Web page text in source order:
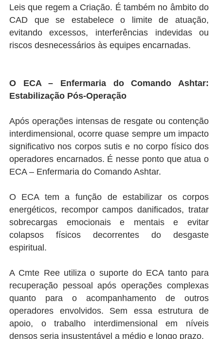
Leis que regem a Criação. É também no âmbito do
CAD que se estabelece o limite de atuação,
evitando excessos, interferências indevidas ou
riscos desnecessários às equipes encarnadas.
O ECA – Enfermaria do Comando Ashtar:
Estabilização Pós-Operação
Após operações intensas de resgate ou contenção
interdimensional, ocorre quase sempre um impacto
significativo nos corpos sutis e no corpo físico dos
operadores encarnados. É nesse ponto que atua o
ECA – Enfermaria do Comando Ashtar.
O ECA tem a função de estabilizar os corpos
energéticos, recompor campos danificados, tratar
sobrecargas emocionais e mentais e evitar
colapsos físicos decorrentes do desgaste
espiritual.
A Cmte Ree utiliza o suporte do ECA tanto para
recuperação pessoal após operações complexas
quanto para o acompanhamento de outros
operadores envolvidos. Sem essa estrutura de
apoio, o trabalho interdimensional em níveis
densos seria insustentável a médio e longo prazo.